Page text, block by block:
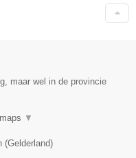
maar wel in de provincie
▼
(Gelderland)